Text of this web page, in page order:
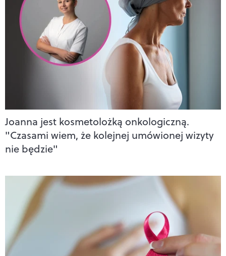
Joanna jest kosmetolożką onkologiczną.
"Czasami wiem, że kolejnej umówionej wizyty
nie będzie"